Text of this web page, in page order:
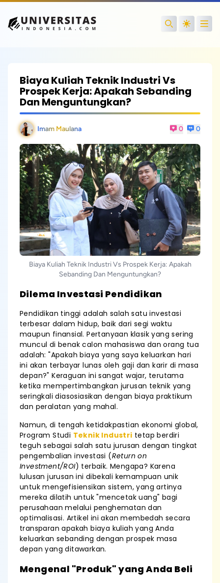
Search
Biaya Kuliah Teknik Industri Vs
Prospek Kerja: Apakah Sebanding
Dan Menguntungkan?
Imam Maulana 0 0
Biaya Kuliah Teknik Industri Vs Prospek Kerja: Apakah
Sebanding Dan Menguntungkan?
Dilema Investasi Pendidikan
Pendidikan tinggi adalah salah satu investasi
terbesar dalam hidup, baik dari segi waktu
maupun finansial. Pertanyaan klasik yang sering
muncul di benak calon mahasiswa dan orang tua
adalah: "Apakah biaya yang saya keluarkan hari
ini akan terbayar lunas oleh gaji dan karir di masa
depan?" Keraguan ini sangat wajar, terutama
ketika mempertimbangkan jurusan teknik yang
seringkali diasosiasikan dengan biaya praktikum
dan peralatan yang mahal.
Namun, di tengah ketidakpastian ekonomi global,
Program Studi Teknik Industri tetap berdiri
teguh sebagai salah satu jurusan dengan tingkat
pengembalian investasi (Return on
Investment/ROI) terbaik. Mengapa? Karena
lulusan jurusan ini dibekali kemampuan unik
untuk mengefisiensikan sistem, yang artinya
mereka dilatih untuk "mencetak uang" bagi
perusahaan melalui penghematan dan
optimalisasi. Artikel ini akan membedah secara
transparan apakah biaya kuliah yang Anda
keluarkan sebanding dengan prospek masa
depan yang ditawarkan.
Mengenal "Produk" yang Anda Beli